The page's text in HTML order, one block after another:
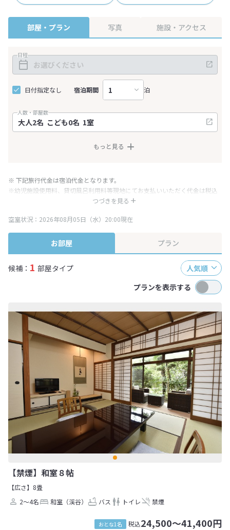
部屋・プラン 写真 施設・アクセス
日程
日付指定なし 宿泊期間 泊
人数・部屋数
もっと見る
つづきを見る
※ 下記旅行代金は宿泊代金となります。
※幼児施設使用料、貸切風呂利用料等現地にてお支払いいただく代金は税込
み表記となりますが、消費税増税に伴い代金が一部変更となる場合がござい
※表示されている旅行代金・プラン内容は一定時間ごとに更新されます。最
終確認画面でご確認ください。
空室状況：2026年08月05日（水）20:00現在
お部屋 プラン
候補： 1 部屋タイプ
人気順
プランを表示する
【禁煙】和室８帖
【広さ】8畳
2～4名
和室（渓谷） バス トイレ 禁煙
おとな1名 税込24,500～41,400円